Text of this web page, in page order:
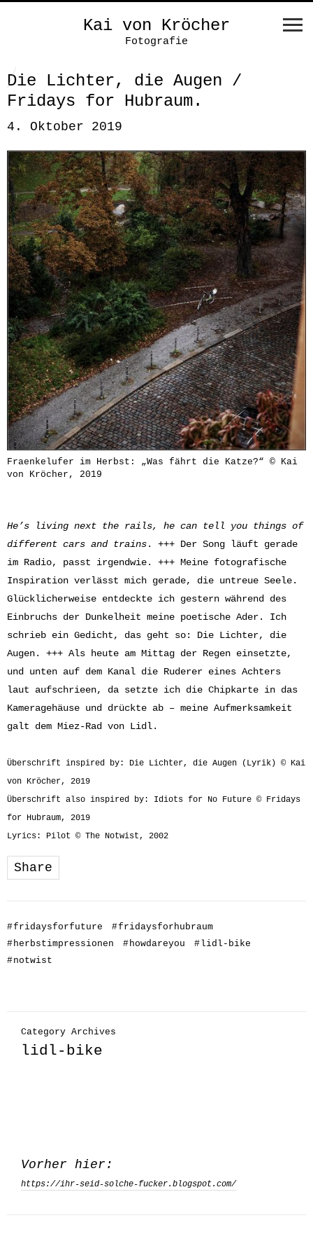
Kai von Kröcher
Fotografie
Die Lichter, die Augen /
Fridays for Hubraum.
4. Oktober 2019
Fraenkelufer im Herbst: „Was fährt die Katze?“ © Kai
von Kröcher, 2019
He’s living next the rails, he can tell you things of
different cars and trains. +++ Der Song läuft gerade
im Radio, passt irgendwie. +++ Meine fotografische
Inspiration verlässt mich gerade, die untreue Seele.
Glücklicherweise entdeckte ich gestern während des
Einbruchs der Dunkelheit meine poetische Ader. Ich
schrieb ein Gedicht, das geht so: Die Lichter, die
Augen. +++ Als heute am Mittag der Regen einsetzte,
und unten auf dem Kanal die Ruderer eines Achters
laut aufschrieen, da setzte ich die Chipkarte in das
Kameragehäuse und drückte ab – meine Aufmerksamkeit
galt dem Miez-Rad von Lidl.
Überschrift inspired by: Die Lichter, die Augen (Lyrik) © Kai
von Kröcher, 2019
Überschrift also inspired by: Idiots for No Future © Fridays
for Hubraum, 2019
Lyrics: Pilot © The Notwist, 2002
Share
#fridaysforfuture #fridaysforhubraum
#herbstimpressionen #howdareyou #lidl-bike
#notwist
Category Archives
lidl-bike
Vorher hier:
https://ihr-seid-solche-fucker.blogspot.com/